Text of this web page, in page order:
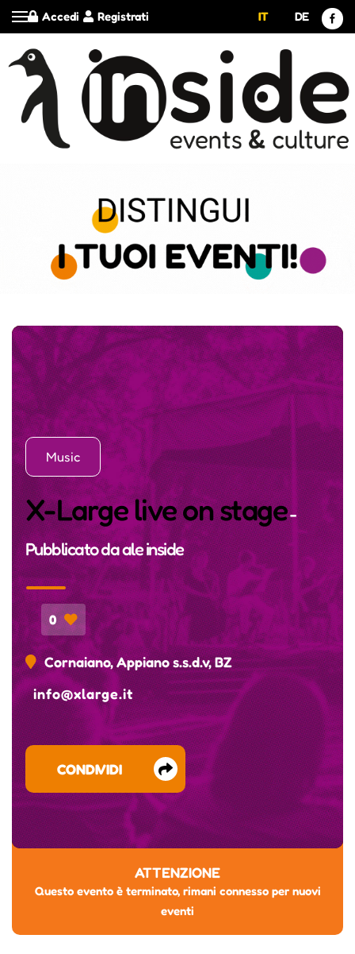
Registrati
Accedi IT DE
Music
X-Large live on stage-
Pubblicato daale inside
0
Cornaiano, Appiano s.s.d.v, BZ
info@xlarge.it
CONDIVIDI
ATTENZIONE
Questo evento è terminato, rimani connesso per nuovi
eventi